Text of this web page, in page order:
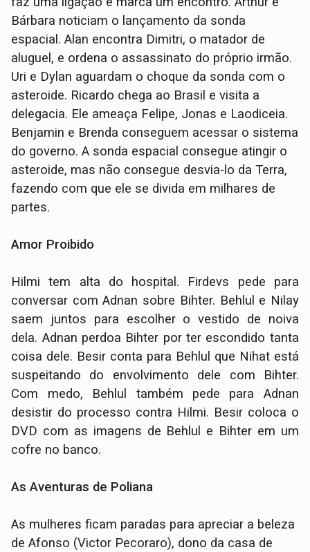
Bárbara noticiam o lançamento da sonda
espacial. Alan encontra Dimitri, o matador de
aluguel, e ordena o assassinato do próprio irmão.
Uri e Dylan aguardam o choque da sonda com o
asteroide. Ricardo chega ao Brasil e visita a
delegacia. Ele ameaça Felipe, Jonas e Laodiceia.
Benjamin e Brenda conseguem acessar o sistema
do governo. A sonda espacial consegue atingir o
asteroide, mas não consegue desvia-lo da Terra,
fazendo com que ele se divida em milhares de
partes.
Amor Proibido
Hilmi tem alta do hospital. Firdevs pede para
conversar com Adnan sobre Bihter. Behlul e Nilay
saem juntos para escolher o vestido de noiva
dela. Adnan perdoa Bihter por ter escondido tanta
coisa dele. Besir conta para Behlul que Nihat está
suspeitando do envolvimento dele com Bihter.
Com medo, Behlul também pede para Adnan
desistir do processo contra Hilmi. Besir coloca o
DVD com as imagens de Behlul e Bihter em um
cofre no banco.
As Aventuras de Poliana
As mulheres ficam paradas para apreciar a beleza
de Afonso (Victor Pecoraro), dono da casa de